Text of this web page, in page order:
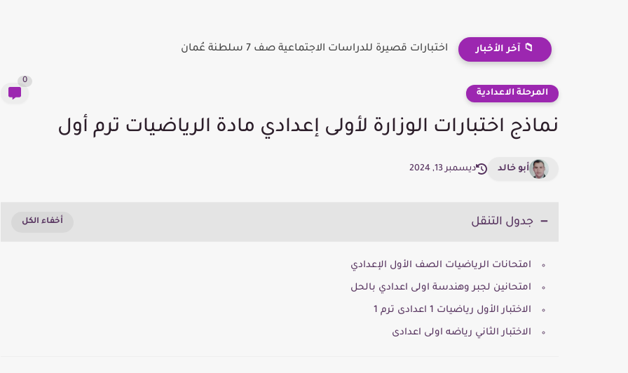
📁 آخر الأخبار اختبارات قصيرة للدراسات الاجتماعية صف 7 سلطنة عُمان
المرحلة الاعدادية
0
نماذج اختبارات الوزارة لأولى إعدادي مادة الرياضيات ترم أول
أبو خالد ديسمبر 13, 2024
جدول التنقل
امتحانات الرياضيات الصف الأول الإعدادي
امتحانين لجبر وهندسة اولى اعدادي بالحل
الاختبار الأول رياضيات 1 اعدادى ترم 1
الاختبار الثاني رياضه اولى اعدادى